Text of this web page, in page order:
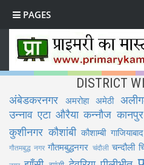
PAGES
DISTRICT
अंबेडकरनगर अमरोहा अमेठी
उन्नाव एटा औरैया कन्नौज कानपुर
कुशीनगर कौशांबी कौशाम्बी गाजियाबाद
गौतमबुद्ध नगर गौतमबुद्धनगर चंदौली चन्दौली